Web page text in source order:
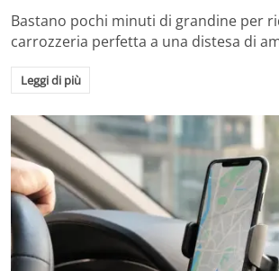
Bastano pochi minuti di grandine per
carrozzeria perfetta a una distesa di
Leggi di più